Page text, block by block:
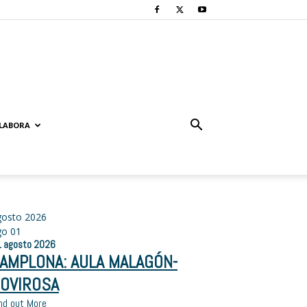
2026
01
agosto 2026
AULA MALAGÓN-
out More